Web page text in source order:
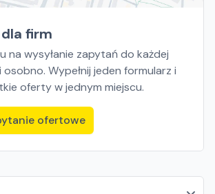
firm
na wysyłanie zapytań do każdej
Wypełnij jeden formularz i
oferty w jednym miejscu.
ofertowe